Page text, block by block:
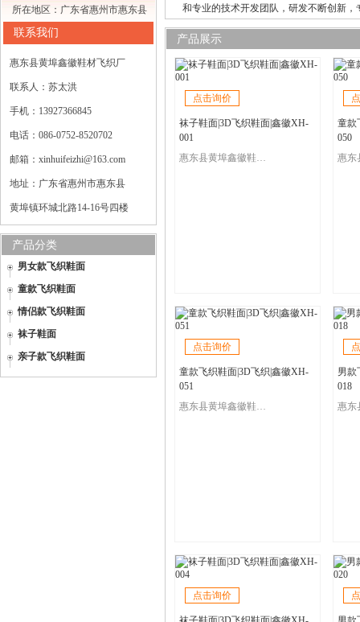
所在地区：广东省惠州市惠东县
联系我们
惠东县黄埠鑫徽鞋材飞织厂
联系人：苏太洪
手机：13927366845
电话：086-0752-8520702
邮箱：xinhuifeizhi@163.com
地址：广东省惠州市惠东县
黄埠镇环城北路14-16号四楼
产品分类
男女款飞织鞋面
童款飞织鞋面
情侣款飞织鞋面
袜子鞋面
亲子款飞织鞋面
和专业的技术开发团队，研发不断创新
产品展示
点击询价
袜子鞋面|3D飞织鞋面|鑫徽XH-
001
惠东县黄埠鑫徽鞋材飞织厂
童款
050
点击询价
童款飞织鞋面|3D飞织|鑫徽XH-
051
惠东县黄埠鑫徽鞋材飞织厂
男款
018
点击询价